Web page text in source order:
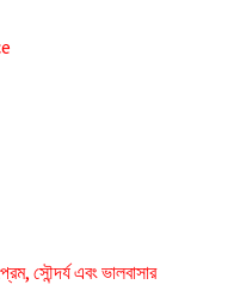
সৌন্দর্য এবং ভালবাসার